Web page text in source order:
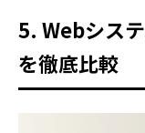
5. Webシス
を徹底比較